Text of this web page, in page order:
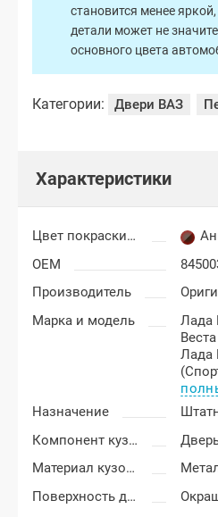
становится менее
детали может не
основного цвета
Категории: Двери ВАЗ
Характеристики
Цвет покраски Лада Веста
OEM
Производитель
Марка и модель
Лада
Лада
Назначение
Компонент кузова
Материал кузовных деталей
Поверхность двери